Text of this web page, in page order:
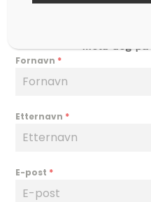
Meld deg
Fornavn *
Etternavn *
E-post *